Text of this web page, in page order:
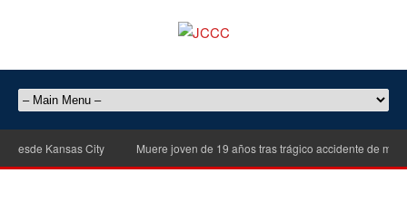
Kansas City Muere joven de 19 años tras trágico accidente de